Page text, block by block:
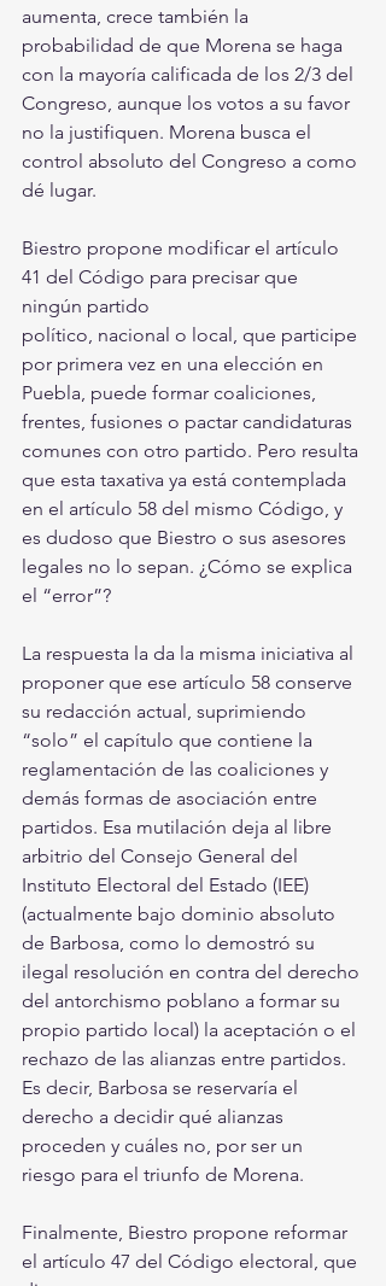
aumenta, crece también la
probabilidad de que Morena se haga
con la mayoría calificada de los 2/3 del
Congreso, aunque los votos a su favor
no la justifiquen. Morena busca el
control absoluto del Congreso a como
dé lugar.
Biestro propone modificar el artículo
41 del Código para precisar que
ningún partido
político, nacional o local, que participe
por primera vez en una elección en
Puebla, puede formar coaliciones,
frentes, fusiones o pactar candidaturas
comunes con otro partido. Pero resulta
que esta taxativa ya está contemplada
en el artículo 58 del mismo Código, y
es dudoso que Biestro o sus asesores
legales no lo sepan. ¿Cómo se explica
el “error”?
La respuesta la da la misma iniciativa al
proponer que ese artículo 58 conserve
su redacción actual, suprimiendo
“solo” el capítulo que contiene la
reglamentación de las coaliciones y
demás formas de asociación entre
partidos. Esa mutilación deja al libre
arbitrio del Consejo General del
Instituto Electoral del Estado (IEE)
(actualmente bajo dominio absoluto
de Barbosa, como lo demostró su
ilegal resolución en contra del derecho
del antorchismo poblano a formar su
propio partido local) la aceptación o el
rechazo de las alianzas entre partidos.
Es decir, Barbosa se reservaría el
derecho a decidir qué alianzas
proceden y cuáles no, por ser un
riesgo para el triunfo de Morena.
Finalmente, Biestro propone reformar
el artículo 47 del Código electoral, que